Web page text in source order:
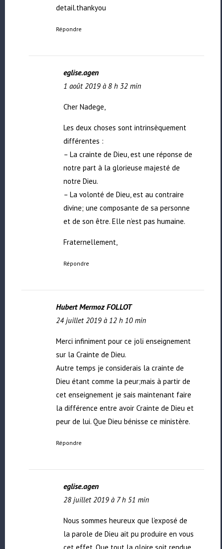
detail.thankyou
Répondre
eglise.agen
1 août 2019 à 8 h 32 min
Cher Nadege,
Les deux choses sont intrinsèquement
différentes :
– La crainte de Dieu, est une réponse de
notre part à la glorieuse majesté de
notre Dieu.
– La volonté de Dieu, est au contraire
divine; une composante de sa personne
et de son être. Elle n’est pas humaine.
Fraternellement,
Répondre
Hubert Mermoz FOLLOT
24 juillet 2019 à 12 h 10 min
Merci infiniment pour ce joli enseignement
sur la Crainte de Dieu.
Autre temps je considerais la crainte de
Dieu étant comme la peur;mais à partir de
cet enseignement je sais maintenant faire
la différence entre avoir Crainte de Dieu et
peur de lui. Que Dieu bénisse ce ministère.
Répondre
eglise.agen
28 juillet 2019 à 7 h 51 min
Nous sommes heureux que l’exposé de
la parole de Dieu ait pu produire en vous